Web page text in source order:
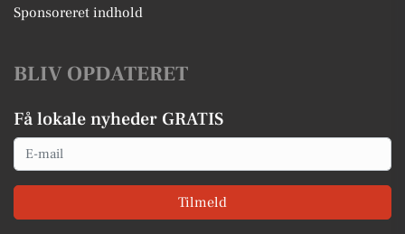
Sponsoreret indhold
BLIV OPDATERET
Få lokale nyheder GRATIS
Email
Tilmeld